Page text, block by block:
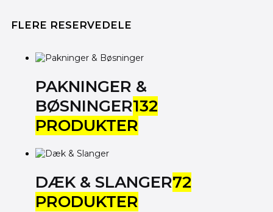
FLERE RESERVEDELE
PAKNINGER &
BØSNINGER132
PRODUKTER
DÆK & SLANGER72
PRODUKTER